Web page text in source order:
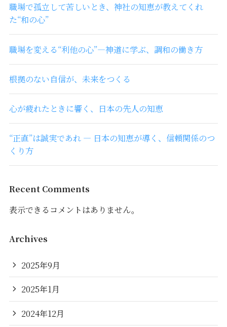
職場で孤立して苦しいとき、神社の知恵が教えてくれ
た“和の心”
職場を変える“利他の心”―神道に学ぶ、調和の働き方
根拠のない自信が、未来をつくる
心が疲れたときに響く、日本の先人の知恵
“正直”は誠実であれ ― 日本の知恵が導く、信頼関係のつ
くり方
Recent Comments
表示できるコメントはありません。
Archives
2025年9月
2025年1月
2024年12月